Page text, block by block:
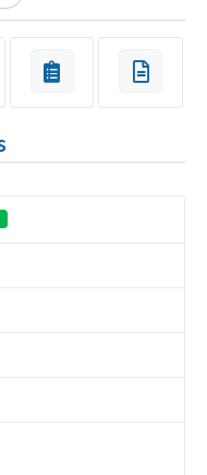
mães ou
BEATRIZ GODOY
Público
de